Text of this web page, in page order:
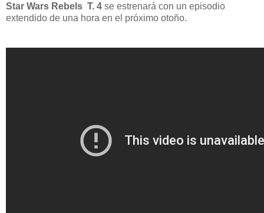
Star Wars Rebels T. 4 se estrenará con un episodio
extendido de una hora en el próximo otoño.